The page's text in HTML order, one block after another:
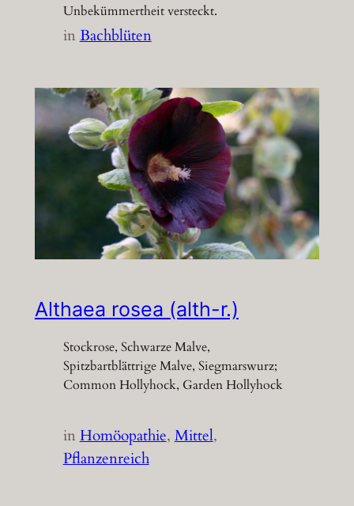
Unbekümmertheit versteckt.
inBachblüten
Althaea rosea (alth-r.)
Stockrose, Schwarze Malve,
Spitzbartblättrige Malve, Siegmarswurz;
Common Hollyhock, Garden Hollyhock
inHomöopathie, Mittel
Pflanzenreich